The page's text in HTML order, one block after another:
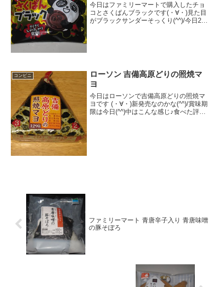
今日はファミリーマートで購入したチョ
コとさくぱんブラックです(・∀・)見た目
がブラックサンダーそっくり(^^)/今日2回
コンビニ
ローソン 吉備高原どりの照焼マ
ヨ
今日はローソンで吉備高原どりの照焼マ
ヨです (・∀・)新発売なのかな(^^)/賞味期
限は今日(^^)中はこんな感じ♪食べた評価
ファミリーマート 青唐辛子入り 青唐味噌
の豚そぼろ